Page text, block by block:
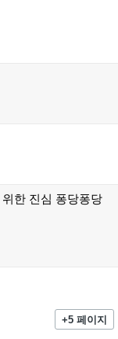
한 진심 퐁당퐁당
+5 페이지